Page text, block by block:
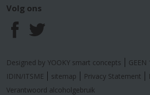
Volg ons
F
a
c
T
w
i
Designed by YOOKY smart concepts
GEEN
IDIN/ITSME
sitemap Privacy Statement
Verantwoord alcoholgebruik